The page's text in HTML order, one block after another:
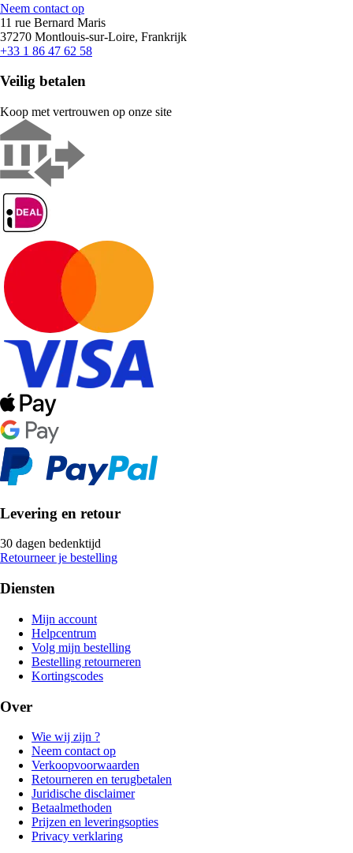
Neem contact op
11 rue Bernard Maris
37270 Montlouis-sur-Loire, Frankrijk
+33 1 86 47 62 58
Veilig betalen
Koop met vertrouwen op onze site
Levering en retour
30 dagen bedenktijd
Retourneer je bestelling
Diensten
Mijn account
Helpcentrum
Volg mijn bestelling
Bestelling retourneren
Kortingscodes
Over
Wie wij zijn ?
Neem contact op
Verkoopvoorwaarden
Retourneren en terugbetalen
Juridische disclaimer
Betaalmethoden
Prijzen en leveringsopties
Privacy verklaring